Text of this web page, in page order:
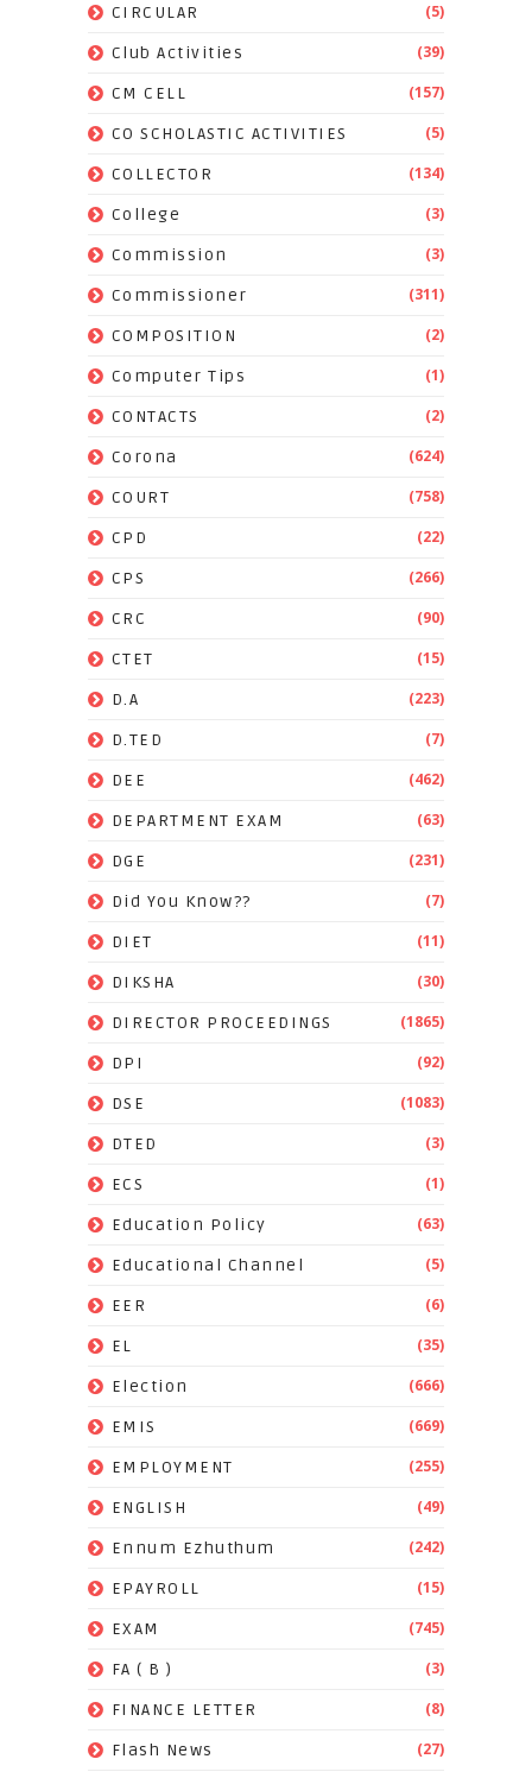
CIRCULAR (5)
Club Activities (39)
CM CELL (157)
CO SCHOLASTIC ACTIVITIES (5)
COLLECTOR (134)
College (3)
Commission (3)
Commissioner (311)
COMPOSITION (2)
Computer Tips (1)
CONTACTS (2)
Corona (624)
COURT (758)
CPD (22)
CPS (266)
CRC (90)
CTET (15)
D.A (223)
D.TED (7)
DEE (462)
DEPARTMENT EXAM (63)
DGE (231)
Did You Know?? (7)
DIET (11)
DIKSHA (30)
DIRECTOR PROCEEDINGS (1865)
DPI (92)
DSE (1083)
DTED (3)
ECS (1)
Education Policy (63)
Educational Channel (5)
EER (6)
EL (35)
Election (666)
EMIS (669)
EMPLOYMENT (255)
ENGLISH (49)
Ennum Ezhuthum (242)
EPAYROLL (15)
EXAM (745)
FA ( B ) (3)
FINANCE LETTER (8)
Flash News (27)